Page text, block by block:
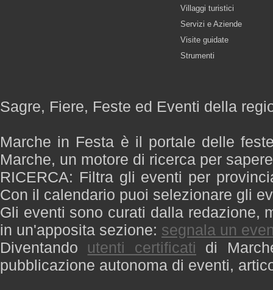
Villaggi turistici
Servizi e Aziende
Visite guidate
Strumenti
Sagre, Fiere, Feste ed Eventi della
Marche in Festa è il portale delle
Marche, un motore di ricerca per
RICERCA: Filtra gli eventi per
Con il calendario puoi selezionare gli
Gli eventi sono curati dalla redazione,
in un'apposita sezione: segnala un
Diventando utenti certificati di
pubblicazione autonoma di eventi,